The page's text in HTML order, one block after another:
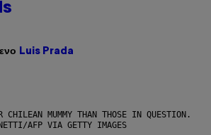
Luis Prada
CHILEAN MUMMY THAN THOSE IN QUESTION.
AFP VIA GETTY IMAGES